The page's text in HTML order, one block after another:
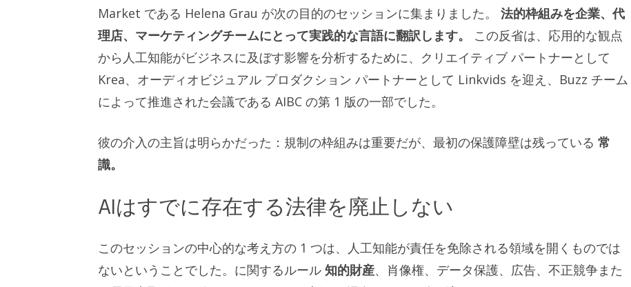
Market である Helena Grau が次の目的のセッションに集まりました。 法的枠組みを企業、代
理店、マーケティングチームにとって実践的な言語に翻訳します。 この反省は、応用的な観点
から人工知能がビジネスに及ぼす影響を分析するために、クリエイティブ パートナーとして
Krea、オーディオビジュアル プロダクション パートナーとして Linkvids を迎え、Buzz チーム
によって推進された会議である AIBC の第 1 版の一部でした。
彼の介入の主旨は明らかだった：規制の枠組みは重要だが、最初の保護障壁は残っている 常
識。
AIはすでに存在する法律を廃止しない
このセッションの中心的な考え方の 1 つは、人工知能が責任を免除される領域を開くものでは
ないということでした。に関するルール 知的財産、肖像権、データ保護、広告、不正競争また